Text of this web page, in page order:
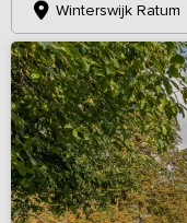
Winterswijk Ratum